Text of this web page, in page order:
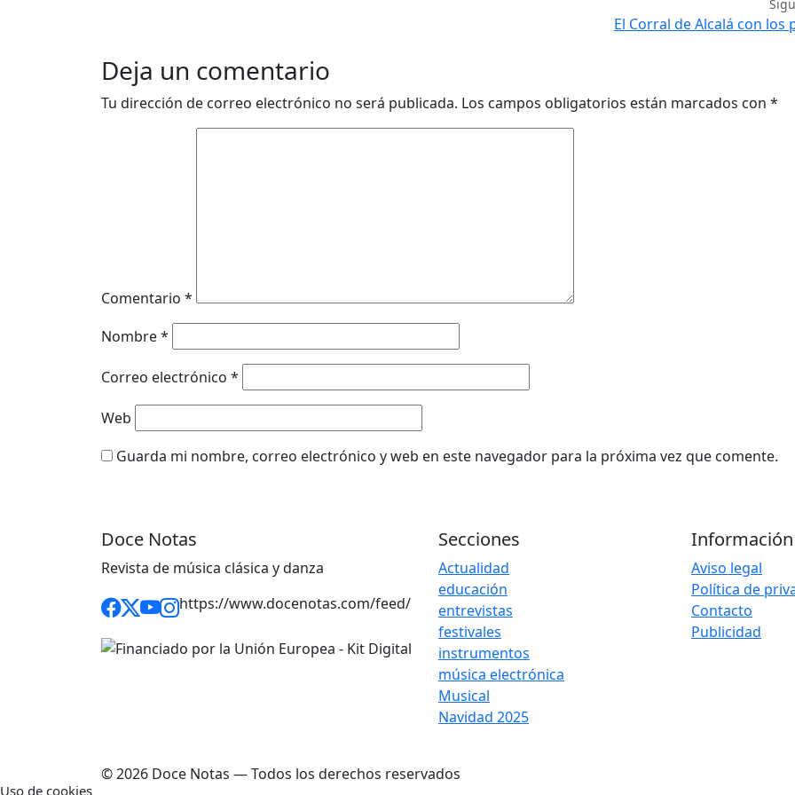
El Corral de Alcalá con los
Deja un comentario
Tu dirección de correo electrónico no será publicada. Los campos obligatorios están marcados con *
Comentario *
Nombre*
Correo electrónico *
Web
Guarda mi nombre, correo electrónico y web en este navegador para la próxima vez que comente.
Doce Notas
Revista de música clásica y danza
https://www.docenotas.com/feed/
Secciones
Actualidad
educación
entrevistas
festivales
instrumentos
música electrónica
Musical
Navidad 2025
Información
Aviso legal
Política de
Contacto
Publicidad
© 2026 Doce Notas — Todos los derechos reservados
Uso de cookies